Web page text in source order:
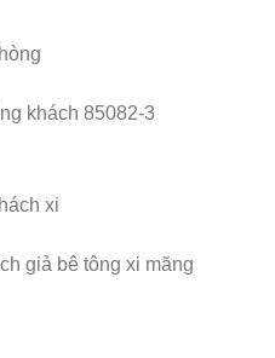
khách 85082-3
giả bê tông xi măng